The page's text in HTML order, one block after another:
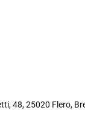
48, 25020 Flero,